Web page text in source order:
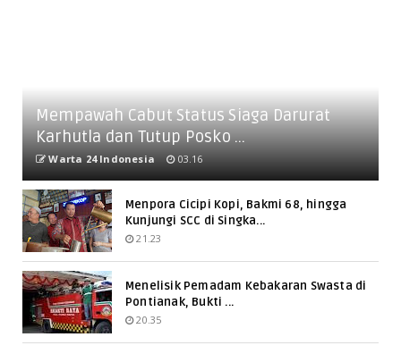
Mempawah Cabut Status Siaga Darurat
Karhutla dan Tutup Posko ...
Warta 24 Indonesia 03.16
Menpora Cicipi Kopi, Bakmi 68, hingga
Kunjungi SCC di Singka...
21.23
Menelisik Pemadam Kebakaran Swasta di
Pontianak, Bukti ...
20.35